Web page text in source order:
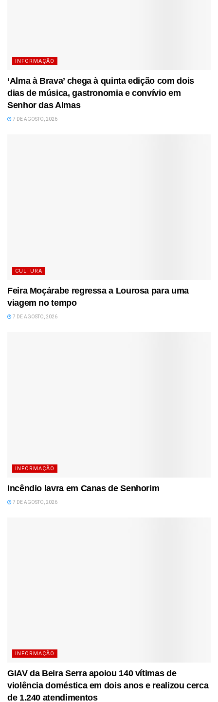
INFORMAÇÃO
‘Alma à Brava’ chega à quinta edição com dois
dias de música, gastronomia e convívio em
Senhor das Almas
7 DE AGOSTO, 2026
CULTURA
Feira Moçárabe regressa a Lourosa para uma
viagem no tempo
7 DE AGOSTO, 2026
INFORMAÇÃO
Incêndio lavra em Canas de Senhorim
7 DE AGOSTO, 2026
INFORMAÇÃO
GIAV da Beira Serra apoiou 140 vítimas de
violência doméstica em dois anos e realizou cerca
de 1.240 atendimentos